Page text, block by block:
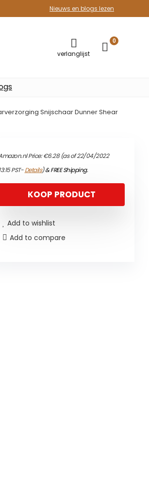
Nieuws en blogs lezen
verlanglijst
0
Snijschaar Dunner Shear
Price:€6.28(as of 22/04/2022
PST-Details)&FREE Shipping.
KOOP PRODUCT
Add to wishlist
Add to compare